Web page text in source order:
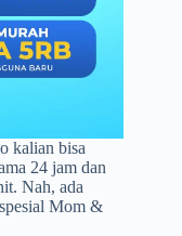
kalian bisa
24 jam dan
Nah, ada
Mom &